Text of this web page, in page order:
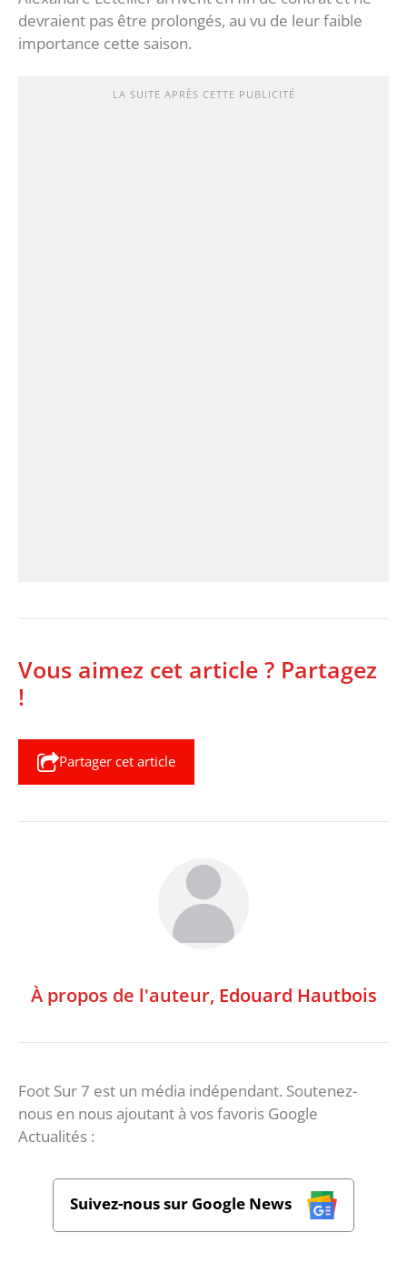
devraient pas être prolongés, au vu de leur faible
importance cette saison.
LA SUITE APRÈS CETTE PUBLICITÉ
Vous aimez cet article ? Partagez
!
Partager cet article
À propos de l'auteur, Edouard Hautbois
Foot Sur 7 est un média indépendant. Soutenez-
nous en nous ajoutant à vos favoris Google
Actualités :
Suivez-nous sur Google News